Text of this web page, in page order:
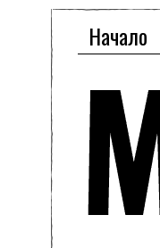
Начало